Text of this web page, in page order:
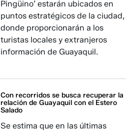
Pingüino’ estarán ubicados en
puntos estratégicos de la ciudad,
donde proporcionarán a los
turistas locales y extranjeros
información de Guayaquil.
Con recorridos se busca recuperar la
relación de Guayaquil con el Estero
Salado
Se estima que en las últimas